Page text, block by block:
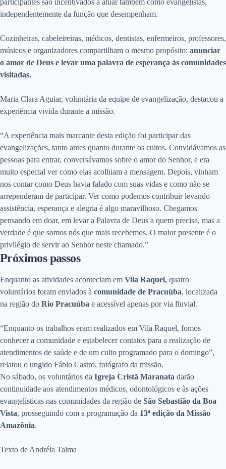
participantes são incentivados a atuar também como evangelistas,
independentemente da função que desempenham.
Cozinheiras, cabeleireiras, médicos, dentistas, enfermeiros, professores,
músicos e organizadores compartilham o mesmo propósito: anunciar
o amor de Deus e levar uma palavra de esperança às comunidades
visitadas.
Maria Clara Aguiar, voluntária da equipe de evangelização, destacou a
experiência vivida durante a missão.
“A experiência mais marcante desta edição foi participar das
evangelizações, tanto antes quanto durante os cultos. Convidávamos as
pessoas para entrar, conversávamos sobre o amor do Senhor, e era
muito especial ver como elas acolhiam a mensagem. Depois, vinham
nos contar como Deus havia falado com suas vidas e como não se
arrependeram de participar. Ver como podemos contribuir levando
assistência, esperança e alegria é algo maravilhoso. Chegamos
pensando em doar, em levar a Palavra de Deus a quem precisa, mas a
verdade é que somos nós que mais recebemos. O maior presente é o
privilégio de servir ao Senhor neste chamado.”
Próximos passos
Enquanto as atividades aconteciam em Vila Raquel, quatro
voluntários foram enviados à comunidade de Pracuúba, localizada
na região do Rio Pracuúba e acessível apenas por via fluvial.
“Enquanto os trabalhos eram realizados em Vila Raquel, fomos
conhecer a comunidade e estabelecer contatos para a realização de
atendimentos de saúde e de um culto programado para o domingo”,
relatou o ungido Fábio Castro, fotógrafo da missão.
No sábado, os voluntários da Igreja Cristã Maranata darão
continuidade aos atendimentos médicos, odontológicos e às ações
evangelísticas nas comunidades da região de São Sebastião da Boa
Vista, prosseguindo com a programação da 13ª edição da Missão
Amazônia.
Texto de Andréia Talma